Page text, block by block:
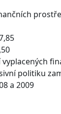
vyplacených
politiku
2009